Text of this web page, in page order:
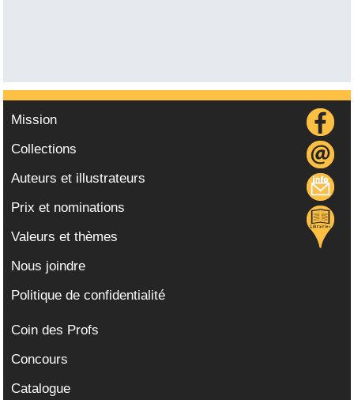
Mission
Collections
Auteurs et illustrateurs
Prix et nominations
Valeurs et thèmes
Nous joindre
Politique de confidentialité
Coin des Profs
Concours
Catalogue